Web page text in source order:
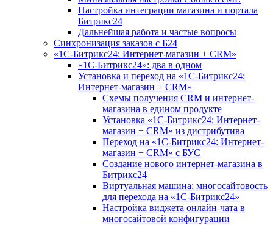
Настройка интеграции магазина и портала
Битрикс24
Дальнейшая работа и частые вопросы
Синхронизация заказов с Б24
«1С-Битрикс24: Интернет-магазин + CRM»
«1С-Битрикс24»: два в одном
Установка и переход на «1С-Битрикс24:
Интернет-магазин + CRM»
Схемы получения CRM и интернет-
магазина в едином продукте
Установка «1С-Битрикс24: Интернет-
магазин + CRM» из дистрибутива
Переход на «1С-Битрикс24: Интернет-
магазин + CRM» с БУС
Создание нового интернет-магазина в
Битрикс24
Виртуальная машина: многосайтовость
для перехода на «1С-Битрикс24»
Настройка виджета онлайн-чата в
многосайтовой конфигурации